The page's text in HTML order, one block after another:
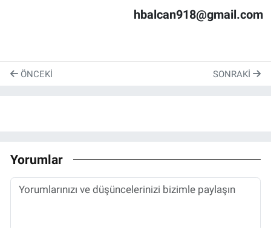
hbalcan918@gmail.com
ÖNCEKI SONRAKI
Yorumlar